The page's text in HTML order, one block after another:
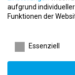
Kreativität:
und Freude am
Teamarbeit
:
und
aufgrund
Funktionen der
Essenziell